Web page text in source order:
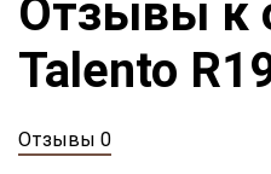
Отзывы к
Talento
Отзывы 0